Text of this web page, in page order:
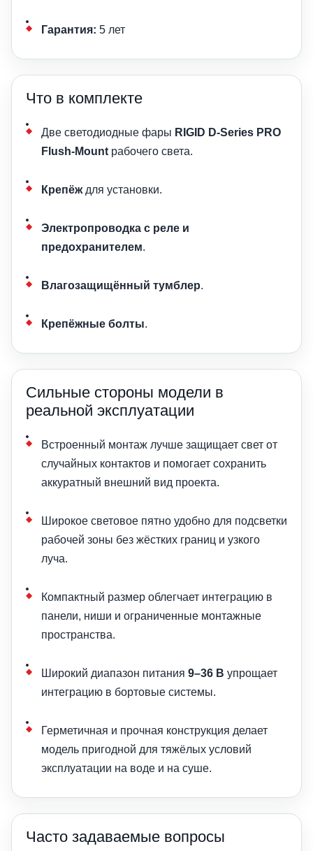
Гарантия: 5 лет
Что в комплекте
Две светодиодные фары RIGID D-Series PRO
Flush-Mount рабочего света.
Крепёждля установки.
Электропроводка с реле и
предохранителем.
Влагозащищённый тумблер.
Крепёжные болты.
Сильные стороны модели в
реальной эксплуатации
Встроенный монтаж лучше защищает свет от
случайных контактов и помогает сохранить
аккуратный внешний вид проекта.
Широкое световое пятно удобно для подсветки
рабочей зоны без жёстких границ и узкого
луча.
Компактный размер облегчает интеграцию в
панели, ниши и ограниченные монтажные
пространства.
Широкий диапазон питания 9–36 В упрощает
интеграцию в бортовые системы.
Герметичная и прочная конструкция делает
модель пригодной для тяжёлых условий
эксплуатации на воде и на суше.
Часто задаваемые вопросы